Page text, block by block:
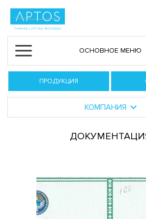
ОСНОВНОЕ МЕНЮ
ПРОДУКЦИЯ
КОМПАНИЯ